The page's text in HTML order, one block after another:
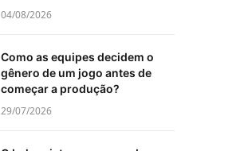
04/08/2026
Como as equipes decidem o
gênero de um jogo antes de
começar a produção?
29/07/2026